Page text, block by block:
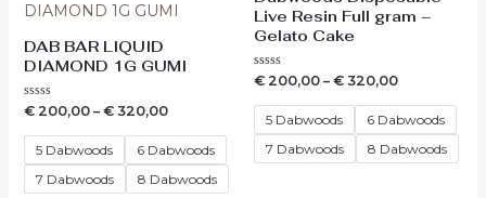
DAB BAR LIQUID
DIAMOND 1G GUMI
Waardering
uit
€200,00– €320,00
5 Dabwoods
6 Dabwoods
7 Dabwoods
8 Dabwoods
Live Resin Full gram –
Gelato Cake
Waardering
uit
€ 200,00 – € 320,00
5 Dabwoods
6 Dabwoods
7 Dabwoods
8 Dabwoods